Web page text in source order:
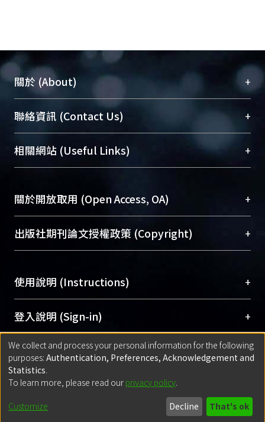
關於 (About) +
臺大位居世界頂尖大學之列，為永久珍藏及向國際
展現本校豐碩的研究成果及學術能量，圖書館整合
機構典藏（NTUR）與學術庫（AH）不同功能平
台，成為臺大學術典藏NTU scholars。期能整合研
成果。
To permanently archive and promote researcher
profiles and scholarly works, Library integrates the
services of “NTU Repository” with “Academic
聯絡資訊 (Contact Us) +
總館學科館員(Main Library)
醫學圖書館學科館員(Medical Library)
Sciences Library)
相關網站 (Useful Links) +
關於開放取用 (Open Access, OA) +
開放取用是從使用者角度提升資訊取用性的社會運
動，應用在學術研究上是透過將研究著作公開供使
用逐年攀升。同時可加速研究發展、提升研究影響
Archive）平台。 （點選深入了解OA）
出版社期刊論文授權政策 (Copyright) +
含部分內容的版權非匯入者所有，或由第三方贊
助與合作完成，請確認該版權所有者及第三方同
意提供此授權。
Please represent that the submission is your
original work, and that you have the right to
grant the rights to upload.
若欲上傳已出版的全文電子檔，可使用
policy finder
網站查詢，以確認出版單位之版權
政策。
使用說明 (Instructions) +
網站簡介(Quickstart Guide)
使用手冊(Instruction Manual)
線上預約服務(Booking Service)
登入說明 (Sign-in) +
方案一：臺灣大學計算機中心帳號登入
(With C&INC Email Account)
方案二：ORCID帳號登入(With ORCID)
匯入著作 (Submission) +
方案一：定期更新ORCID者，以ID匯入
for identifier (ORCID))
方案二：
(Default mode Submission)
Built withDSpace-CRIS software
- Extension maintained and optimized
We collect and process your personal information for the following
purposes: Authentication, Preferences, Acknowledgement and
Statistics.
To learn more, please read our privacy policy.
Customize Decline That's ok